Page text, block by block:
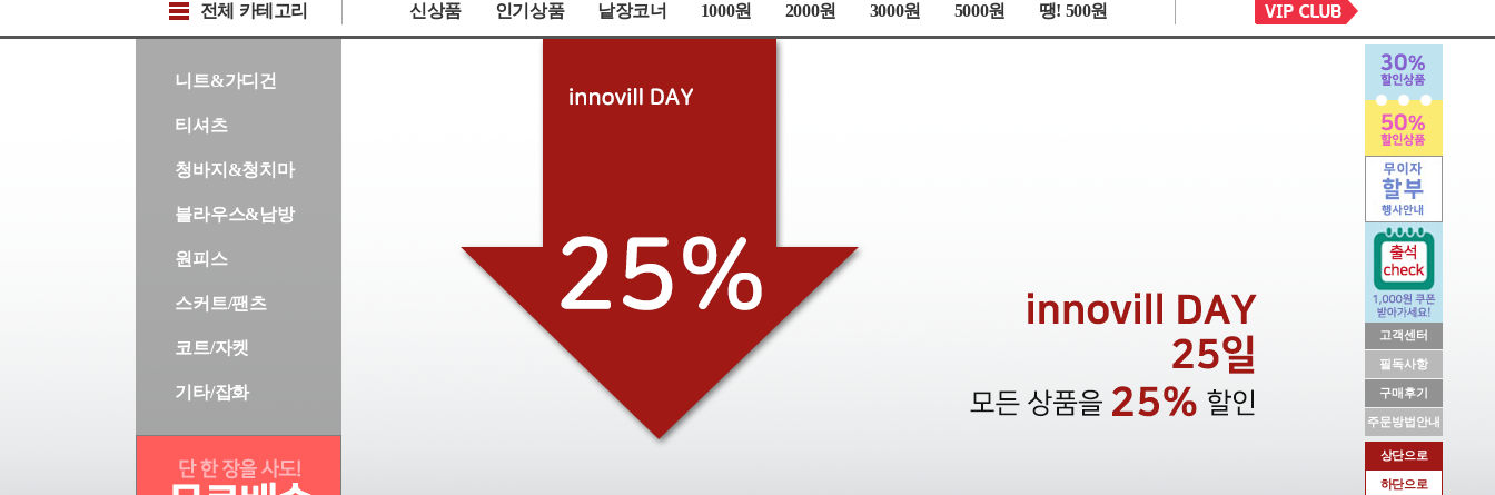
고객센터
필독사항
구매후기
주문방법안내
상단으로
하단으로
전체 카테고리 신상품 인기상품 낱장코너 1000원 2000원 3000원 5000원 땡! 500원
니트&가디건
티셔츠
청바지&청치마
블라우스&남방
원피스
스커트/팬츠
코트/자켓
기타/잡화